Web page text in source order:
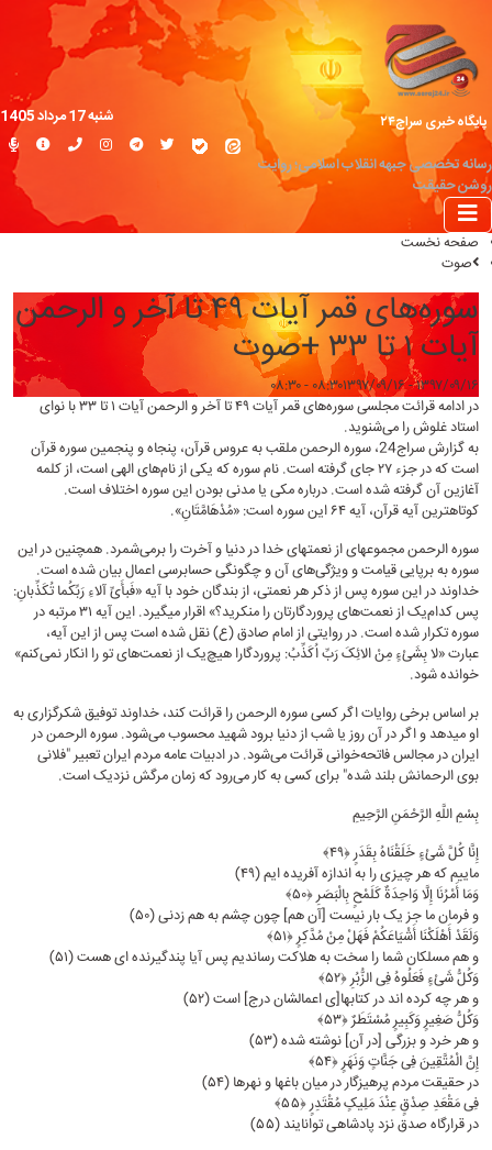
پایگاه خبری سراج۲۴
رسانه تخصصی جبهه انقلاب اسلامی؛ روایت
روشن حقیقت
شنبه 17 مرداد 1405
صفحه نخست
صوت
سوره‌های قمر آیات ۴۹ تا آخر و الرحمن
آیات ۱ تا ۳۳ +صوت
۱۳۹۷/۰۹/۱۶ - ۰۸:۳۰ ۱۳۹۷/۰۹/۱۶ - ۰۸:۳۰
در ادامه قرائت مجلسی سوره‌های قمر آیات ۴۹ تا آخر و الرحمن آیات ۱ تا ۳۳ با نوای
استاد غلوش را می‌شنوید.
به گزارشسراج24
، سوره الرحمن ملقب به عروس قرآن، پنجاه و پنجمین سوره قرآن
است که در جزء ۲۷ جای گرفته است. نام سوره که یکی از نام‌های الهی است، از کلمه
آغازین آن گرفته شده است. درباره مکی یا مدنی بودن این سوره اختلاف است.
کوتاه‎ترین آیه قرآن، آیه ۶۴ این سوره است: «مُدْهَامَّتَانِ».
سوره الرحمن مجموعه‎ای از نعمت‎های خدا در دنیا و آخرت را برمی‌شمرد. همچنین در این
سوره به برپایی قیامت و ویژگی‌های آن و چگونگی حسابرسی اعمال بیان شده است.
خداوند در این سوره پس از ذکر هر نعمتی، از بندگان خود با آیه «فَبأَیِّ آلاءِ رَبِّکُما تُکَذِّبانِ:
پس کدام‌یک از نعمت‌هاى پروردگارتان را منکرید؟» اقرار می‎گیرد. این آیه ۳۱ مرتبه در
سوره تکرار شده است. در روایتی از امام صادق (ع) نقل شده است پس از این آیه،
عبارت «لا بِشَیْءٍ مِنْ الائِکَ رَبِّ اُکَذِّبُ: پروردگارا هیچ‌یک از نعمت‌های تو را انکار نمی‌کنم»
خوانده شود.
بر اساس برخی روایات اگر کسی سوره الرحمن را قرائت کند، خداوند توفیق شکرگزاری به
او می‎دهد و اگر در آن روز یا شب از دنیا برود شهید محسوب می‎‌شود. سوره الرحمن در
ایران در مجالس فاتحه‌خوانی قرائت می‌شود. در ادبیات عامه مردم ایران تعبیر "فلانی
بوی الرحمانش بلند شده" برای کسی به کار می‌رود که زمان مرگش نزدیک است.
بِسْمِ اللَّهِ الرَّحْمَنِ الرَّحِیمِ
إِنَّا کُلَّ شَیْءٍ خَلَقْنَاهُ بِقَدَرٍ ﴿۴۹﴾
ماییم که هر چیزى را به اندازه آفریده‏ ایم (۴۹)
وَمَا أَمْرُنَا إِلَّا وَاحِدَةٌ کَلَمْحٍ بِالْبَصَرِ ﴿۵۰﴾
و فرمان ما جز یک بار نیست [آن هم] چون چشم به هم زدنى (۵۰)
وَلَقَدْ أَهْلَکْنَا أَشْیَاعَکُمْ فَهَلْ مِنْ مُدَّکِرٍ ﴿۵۱﴾
و هم مسلکان شما را سخت به هلاکت رساندیم پس آیا پندگیرنده‏ اى هست (۵۱)
وَکُلُّ شَیْءٍ فَعَلُوهُ فِی الزُّبُرِ ﴿۵۲﴾
و هر چه کرده‏ اند در کتابها[ى اعمالشان درج] است (۵۲)
وَکُلُّ صَغِیرٍ وَکَبِیرٍ مُسْتَطَرٌ ﴿۵۳﴾
و هر خرد و بزرگى [در آن] نوشته شده (۵۳)
إِنَّ الْمُتَّقِینَ فِی جَنَّاتٍ وَنَهَرٍ ﴿۵۴﴾
در حقیقت مردم پرهیزگار در میان باغها و نهرها (۵۴)
فِی مَقْعَدِ صِدْقٍ عِنْدَ مَلِیکٍ مُقْتَدِرٍ ﴿۵۵﴾
در قرارگاه صدق نزد پادشاهى توانایند (۵۵)